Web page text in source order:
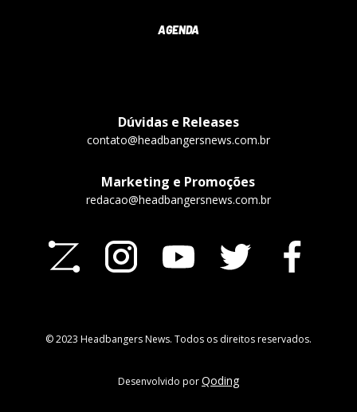
AGENDA
Dúvidas e Releases
contato@headbangersnews.com.br
Marketing e Promoções
redacao@headbangersnews.com.br
© 2023 Headbangers News. Todos os direitos reservados.
Desenvolvido porQoding